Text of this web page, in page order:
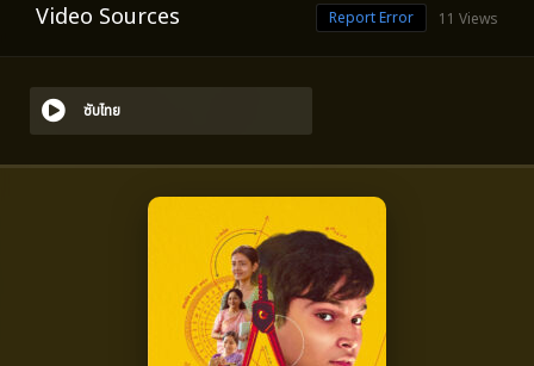
Video Sources 11 Views
Report Error
ซับไทย